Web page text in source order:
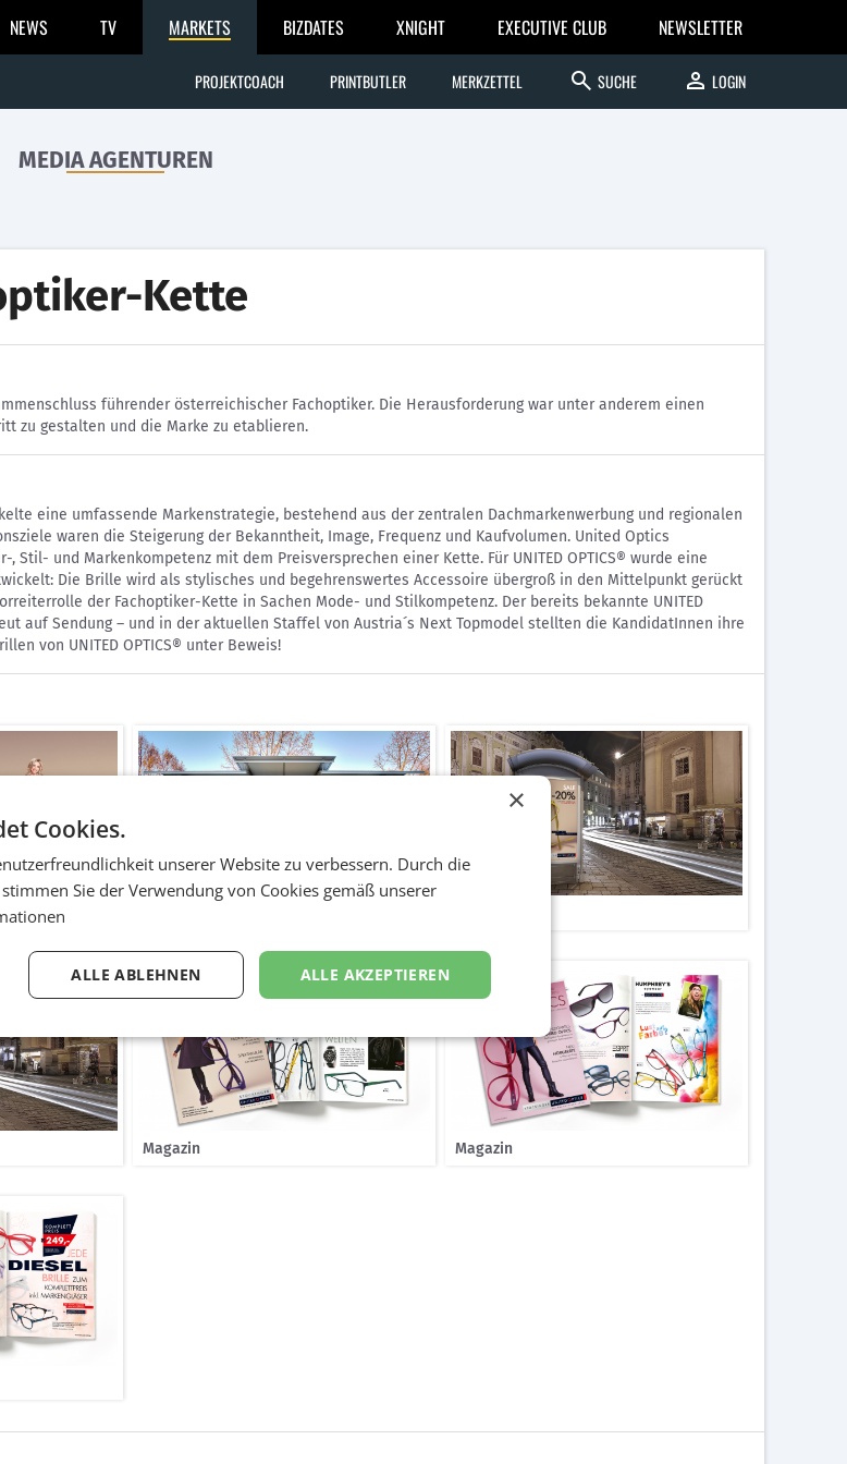
NEWS TV MARKETS BIZDATES XNIGHT EXECUTIVE CLUB NEWSLETTER
PROJEKTCOACH PRINTBUTLER MERKZETTEL search SUCHE person LOGIN
MEDIA AGENTUREN
Kette
führender österreichischer Fachoptiker. Die Herausforderung war unter anderem einen
zu gestalten und die Marke zu etablieren.
eine umfassende Markenstrategie, bestehend aus der zentralen Dachmarkenwerbung und regionalen
waren die Steigerung der Bekanntheit, Image, Frequenz und Kaufvolumen. United Optics
, Stil- und Markenkompetenz mit dem Preisversprechen einer Kette. Für UNITED OPTICS® wurde eine
Die Brille wird als stylisches und begehrenswertes Accessoire übergroß in den Mittelpunkt gerückt
der Fachoptiker-Kette in Sachen Mode- und Stilkompetenz. Der bereits bekannte UNITED
auf Sendung – und in der aktuellen Staffel von Austria´s Next Topmodel stellten die KandidatInnen ihre
von UNITED OPTICS® unter Beweis!
Magazin Magazin
×
Cookies.
unserer Website zu verbessern. Durch die
Sie der Verwendung von Cookies gemäß unserer
ALLE AKZEPTIEREN
ALLE ABLEHNEN